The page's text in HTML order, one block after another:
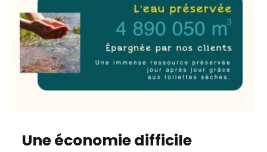
Une économie difficile